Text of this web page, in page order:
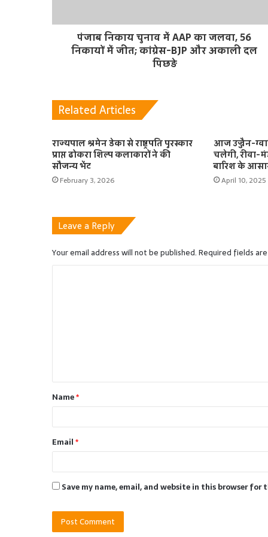
पंजाब निकाय चुनाव में AAP का जलवा, 56
निकायों में जीत; कांग्रेस-BJP और अकाली दल
पिछड़े
Related Articles
राज्यपाल श्रमेन डेका से राष्ट्रपति पुरस्कार
प्राप्त ढोकरा शिल्प कलाकारों ने की
सौजन्य भेंट
February 3, 2026
आज उज्जैन-
चलेगी, रीवा-
बारिश के
April 10, 2025
Leave a Reply
Your email address will not be published.Required fields
t
*Name*
Email*
Save my name, email, and website in this browser